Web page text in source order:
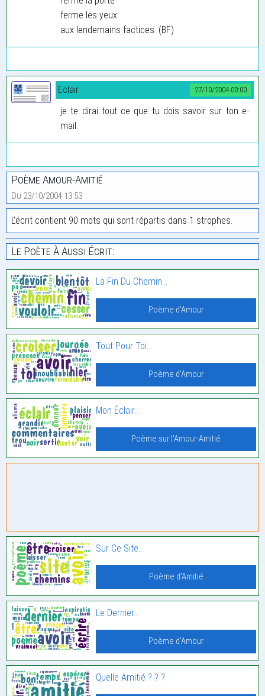
ferme les yeux
aux lendemains factices. (BF)
27/10/2004 00:00
Eclair
je te dirai tout ce que tu dois savoir sur ton e-
mail.
Poème Amour-Amitié
Du 23/10/2004 13:53
L'écrit contient 90 mots qui sont répartis dans 1 strophes.
Le Poète À Aussi Écrit:
La Fin Du Chemin…
Poème d'Amour
Tout Pour Toi…
Poème d'Amour
Mon Éclair…
Poème sur l'Amour-Amitié
Sur Ce Site…
Poème d'Amitié
Le Dernier…
Poème d'Amour
Quelle Amitié ? ? ?